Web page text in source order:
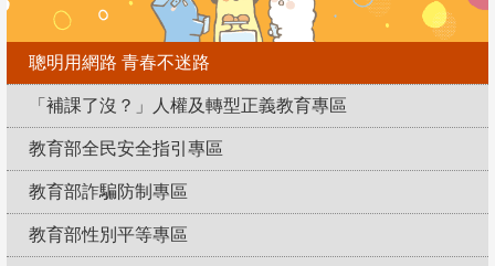
聰明用網路 青春不迷路
「補課了沒？」人權及轉型正義教育專區
教育部全民安全指引專區
教育部詐騙防制專區
教育部性別平等專區